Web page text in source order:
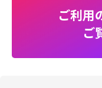
ご利用
ご